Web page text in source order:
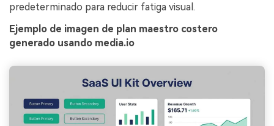
predeterminado para reducir fatiga visual.
Ejemplo de imagen de plan maestro costero
generado usando media.io